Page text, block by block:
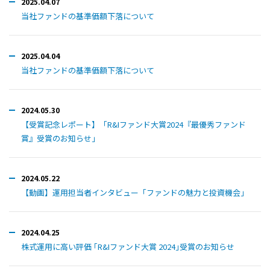
当社ファンドの基準価額下落について
2025.04.04
当社ファンドの基準価額下落について
2024.05.30
【受賞記念レポート】「R&Iファンド大賞2024『最優秀ファンド
賞』受賞のお知らせ」
2024.05.22
【動画】運用担当者インタビュー「ファンドの魅力と投資機会」
2024.04.25
株式運用に高い評価 ｢R&Iファンド大賞 2024｣受賞のお知らせ